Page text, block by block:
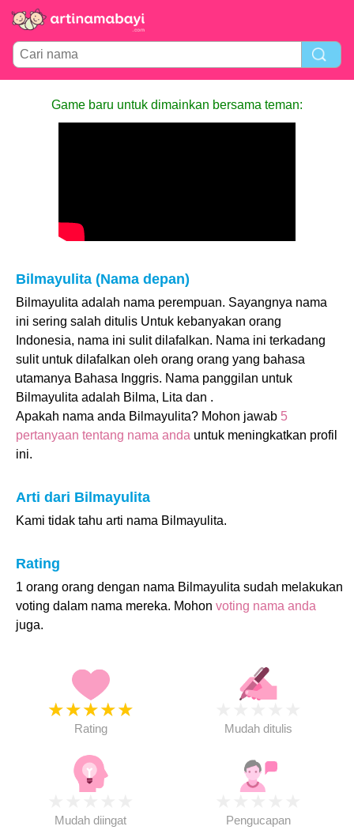
Game baru untuk dimainkan bersama teman:
Bilmayulita (Nama depan)
Bilmayulita adalah nama perempuan. Sayangnya nama
ini sering salah ditulis Untuk kebanyakan orang
Indonesia, nama ini sulit dilafalkan. Nama ini terkadang
sulit untuk dilafalkan oleh orang orang yang bahasa
utamanya Bahasa Inggris. Nama panggilan untuk
Bilmayulita adalah Bilma, Lita dan .
Apakah nama anda Bilmayulita? Mohon jawab 5
pertanyaan tentang nama anda untuk meningkatkan profil
ini.
Arti dari Bilmayulita
Kami tidak tahu arti nama Bilmayulita.
Rating
1 orang orang dengan nama Bilmayulita sudah melakukan
voting dalam nama mereka. Mohon voting nama anda
juga.
★★★★★
Rating Mudah ditulis
Mudah diingat Pengucapan